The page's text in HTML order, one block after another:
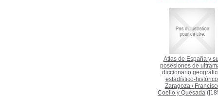
Atlas de España y
posesiones de
diccionario
estadístico-
Zaragoza/
Coello y Quesada